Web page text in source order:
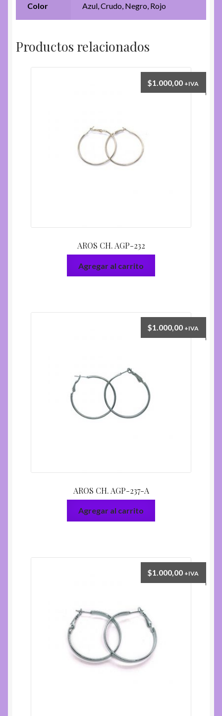
Color Azul, Crudo, Negro, Rojo
Productos relacionados
AROS CH. AGP-232
$1.000,00 +IVA
Agregar al carrito
AROS CH. AGP-237-A
$1.000,00 +IVA
Agregar al carrito
$1.000,00 +IVA